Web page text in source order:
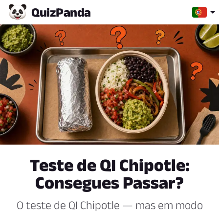
QuizPanda
Teste de QI Chipotle:
Consegues Passar?
O teste de QI Chipotle — mas em modo